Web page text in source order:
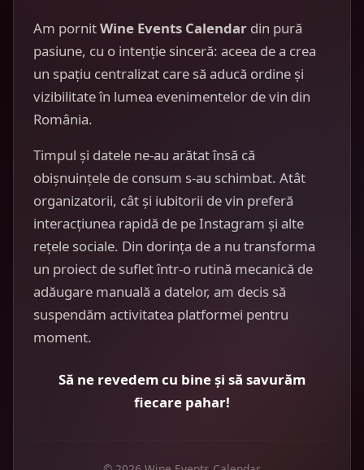
Am pornitWine Events Calendar din pură
pasiune, cu o intenție sinceră: aceea de a crea
un spațiu centralizat care să aducă ordine și
vizibilitate în lumea evenimentelor de vin din
România.
Timpul și datele ne-au arătat însă că
obișnuințele de consum s-au schimbat. Atât
organizatorii, cât și iubitorii de vin preferă
interacțiunea rapidă de pe Instagram și alte
rețele sociale. Din dorința de a nu transforma
un proiect de suflet într-o rutină mecanică de
adăugare manuală a datelor, am decis să
suspendăm activitatea platformei pentru
moment.
Să ne revedem cu bine și să savurăm
fiecare pahar!